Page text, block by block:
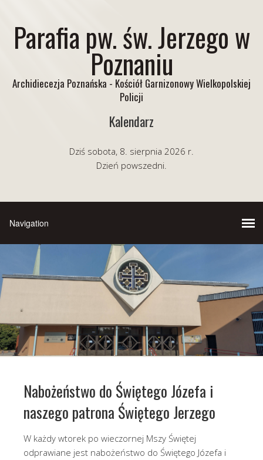
Parafia pw. św. Jerzego w
Poznaniu
Archidiecezja Poznańska - Kościół Garnizonowy Wielkopolskiej
Policji
Kalendarz
Dziś sobota, 8. sierpnia 2026 r.
Dzień powszedni.
Nabożeństwo do Świętego Józefa i
naszego patrona Świętego Jerzego
W każdy wtorek po wieczornej Mszy Świętej
odprawiane jest nabożeństwo do Świętego Józefa i